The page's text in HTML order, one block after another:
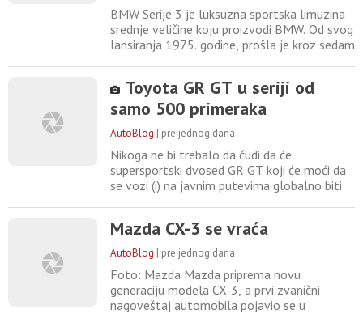
BMW Serije 3 je luksuzna sportska limuzina
srednje veličine koju proizvodi BMW. Od svog
lansiranja 1975. godine, prošla je kroz sedam
što joj je donelo reputaciju najvažnijeg
modela marke. Novi BMW Serije 3 govoriće
dizajnerskim jezikom Neue Klasse, po uzoru
na i3, a automobil
Toyota GR GT u seriji od
samo 500 primeraka
AutoBlog | pre jednog dana
Nikoga ne bi trebalo da čudi da će
supersportski dvosed GR GT koji će moći da
se vozi (i) na javnim putevima globalno biti
Toyotino trkačko odeljenje Gazoo Racing pre
svega ima ulogu nužne homologacijske
"specijalke" na osnovu koje će Toyota na
stazama širom sveta
Mazda CX-3 se vraća
AutoBlog | pre jednog dana
Foto: Mazda Mazda priprema novu
generaciju modela CX-3, a prvi zvanični
nagoveštaj automobila pojavio se u